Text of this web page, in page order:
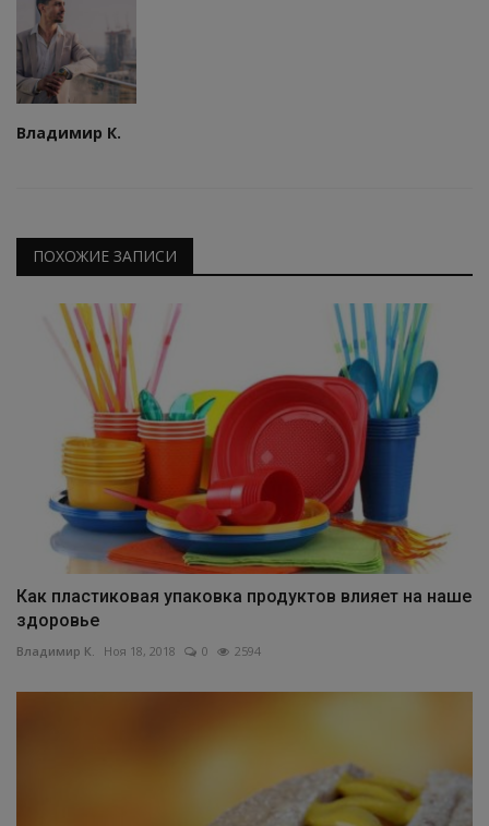
Владимир К.
ПОХОЖИЕ ЗАПИСИ
Как пластиковая упаковка продуктов влияет на наше
здоровье
Владимир К. Ноя 18, 2018 0 2594